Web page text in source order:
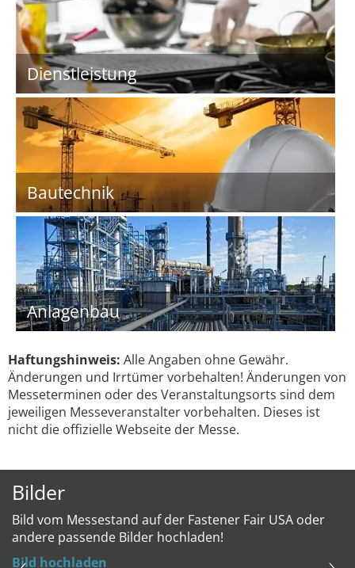
Dienstleistung
Bautechnik
Anlagenbau
Haftungshinweis: Alle Angaben ohne Gewähr.
Änderungen und Irrtümer vorbehalten! Änderungen von
Messeterminen oder des Veranstaltungsorts sind dem
jeweiligen Messeveranstalter vorbehalten. Dieses ist
nicht die offizielle Webseite der Messe.
Bilder
Bild vom Messestand auf der Fastener Fair USA oder
andere passende Bilder hochladen!
Bild hochladen